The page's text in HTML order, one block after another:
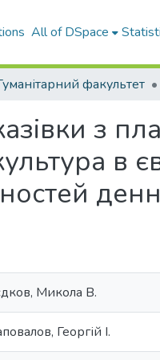
All of DSpace
факультет
з
в
Микола В.
Георгій І.